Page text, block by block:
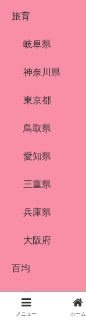
旅育
岐阜県
神奈川県
東京都
鳥取県
愛知県
三重県
兵庫県
大阪府
百均
教育
メニュー ホーム